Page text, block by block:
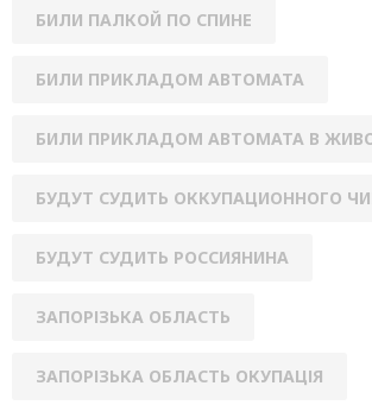
БИЛИ ПАЛКОЙ ПО СПИНЕ
БИЛИ ПРИКЛАДОМ АВТОМАТА
БИЛИ ПРИКЛАДОМ АВТОМАТА В
БУДУТ СУДИТЬ ОККУПАЦИОННОГО
БУДУТ СУДИТЬ РОССИЯНИНА
ЗАПОРІЗЬКА ОБЛАСТЬ
ЗАПОРІЗЬКА ОБЛАСТЬ ОКУПАЦІЯ